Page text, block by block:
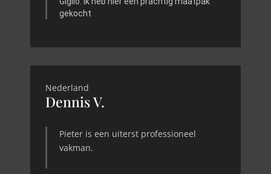
gekocht
Nederland
Dennis V.
Pieter is een uiterst professioneel
vakman.